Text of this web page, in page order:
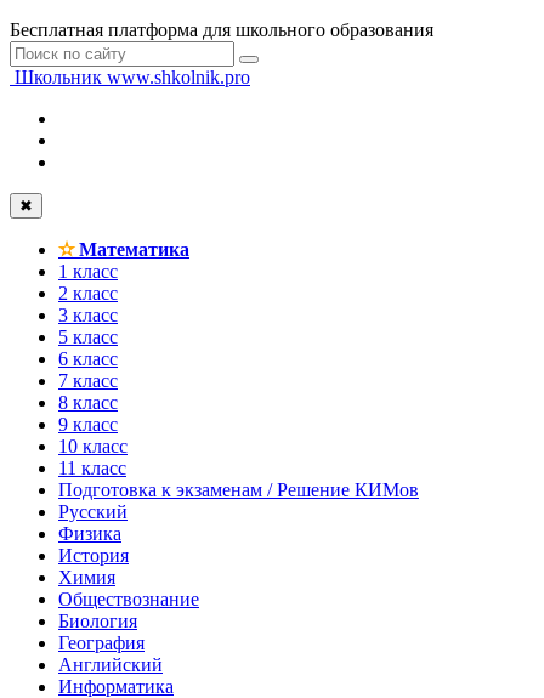
Бесплатная платформа для школьного образования
Школьник www.shkolnik.pro
✖
✫Математика
1 класс
2 класс
3 класс
5 класс
6 класс
7 класс
8 класс
9 класс
10 класс
11 класс
Подготовка к экзаменам / Решение КИМов
Русский
Физика
История
Химия
Обществознание
Биология
География
Английский
Информатика